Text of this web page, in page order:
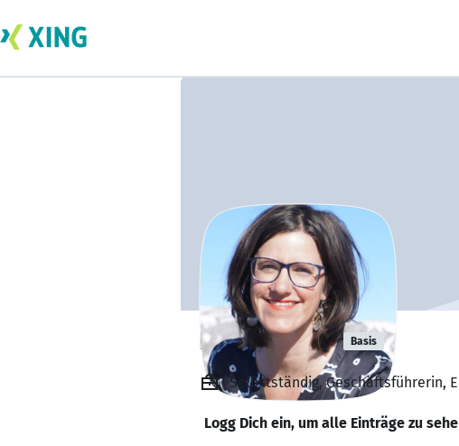
Barbara Ertl Basis
Selbstständig, Geschäftsführerin,
Logg Dich ein, um alle Einträge zu